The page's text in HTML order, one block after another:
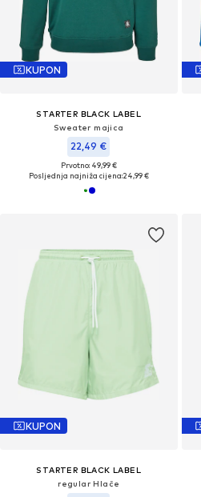
KUPON
STARTER BLACK LABEL
Sweater majica
22,49 €
Prvotno: 49,99 €
Posljednja najniža cijena:24,99 €
KUPON
STARTER BLACK LABEL
regular Hlače